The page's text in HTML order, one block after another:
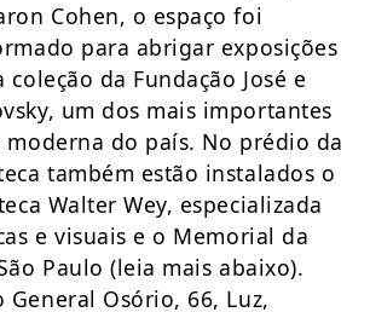
Cohen, o espaço foi
para abrigar exposições
da Fundação José e
um dos mais importantes
moderna do país. No prédio da
também estão instalados o
Walter Wey, especializada
e visuais e o Memorial da
Paulo (leia mais abaixo).
General Osório, 66, Luz,